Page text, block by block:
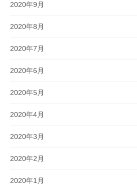
2020年9月
2020年8月
2020年7月
2020年6月
2020年5月
2020年4月
2020年3月
2020年2月
2020年1月